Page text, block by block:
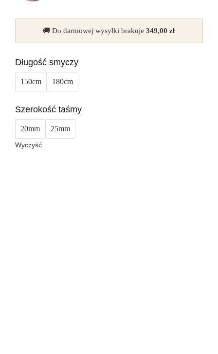
🚚 Do darmowej wysyłki brakuje349,00zł
Długość smyczy
150cm 180cm
Szerokość taśmy
20mm 25mm
Wyczyść